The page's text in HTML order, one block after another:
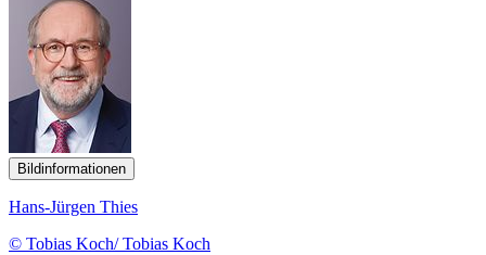
Bildinformationen
Hans-Jürgen Thies
© Tobias Koch/ Tobias Koch